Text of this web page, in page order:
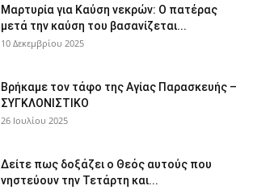
Μαρτυρία για Καύση νεκρών: Ο πατέρας
μετά την καύση του βασανίζεται...
10 Δεκεμβρίου 2025
Βρήκαμε τον τάφο της Αγίας Παρασκευής –
ΣΥΓΚΛΟΝΙΣΤΙΚΟ
26 Ιουλίου 2025
Δείτε πως δοξάζει ο Θεός αυτούς που
νηστεύουν την Τετάρτη και...